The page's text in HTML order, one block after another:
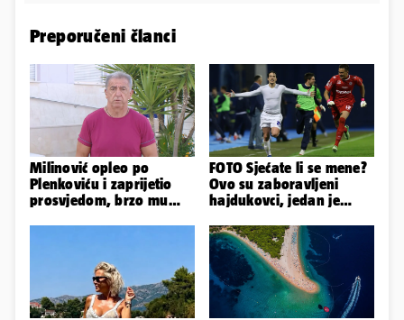
Preporučeni članci
Milinović opleo po
Plenkoviću i zaprijetio
prosvjedom, brzo mu
FOTO Sjećate li se mene?
Ovo su zaboravljeni
hajdukovci, jedan je